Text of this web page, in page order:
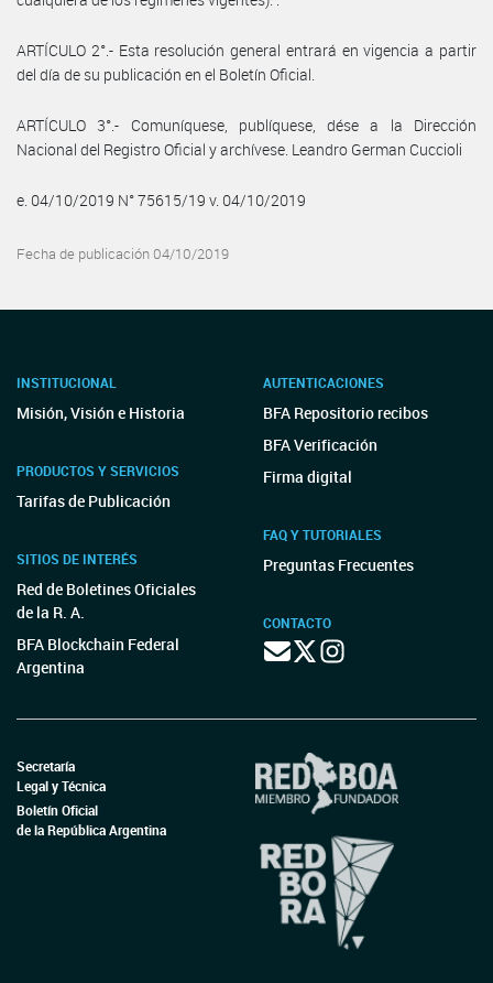
ARTÍCULO 2°.- Esta resolución general entrará en vigencia a partir
del día de su publicación en el Boletín Oficial.
ARTÍCULO 3°.- Comuníquese, publíquese, dése a la Dirección
Nacional del Registro Oficial y archívese. Leandro German Cuccioli
e. 04/10/2019 N° 75615/19 v. 04/10/2019
Fecha de publicación 04/10/2019
INSTITUCIONAL
Misión, Visión e Historia
PRODUCTOS Y SERVICIOS
Tarifas de Publicación
SITIOS DE INTERÉS
Red de Boletines Oficiales
de la R. A.
BFA Blockchain Federal
Argentina
AUTENTICACIONES
BFA Repositorio recibos
BFA Verificación
Firma digital
FAQ Y TUTORIALES
Preguntas Frecuentes
CONTACTO
Secretaría
Legal y Técnica
Boletín Oficial
de la República Argentina